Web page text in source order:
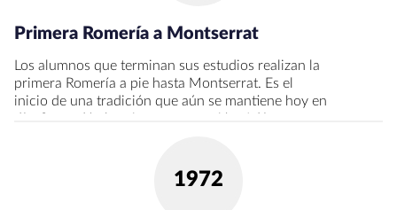
Primera Romería a Montserrat
Los alumnos que terminan sus estudios realizan la
primera Romería a pie hasta Montserrat. Es el
inicio de una tradición que aún se mantiene hoy en
1972